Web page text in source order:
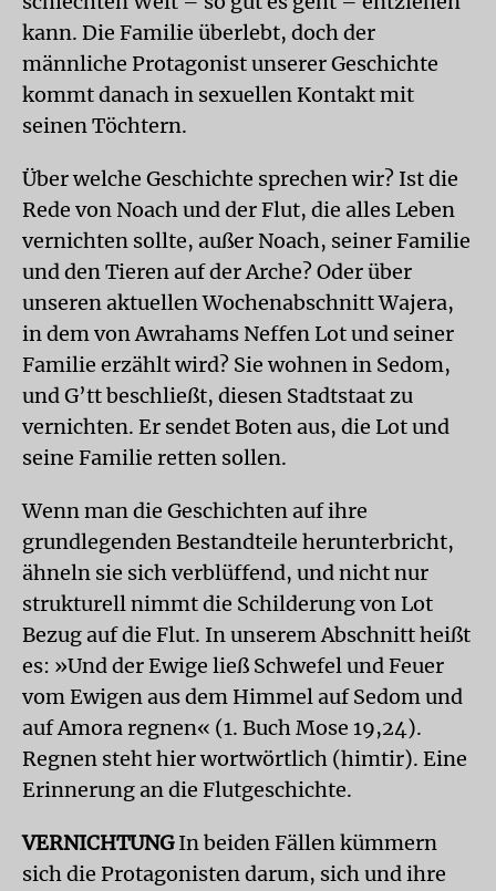
kann. Die Familie überlebt, doch der
männliche Protagonist unserer Geschichte
kommt danach in sexuellen Kontakt mit
seinen Töchtern.
Über welche Geschichte sprechen wir? Ist die
Rede von Noach und der Flut, die alles Leben
vernichten sollte, außer Noach, seiner Familie
und den Tieren auf der Arche? Oder über
unseren aktuellen Wochenabschnitt Wajera,
in dem von Awrahams Neffen Lot und seiner
Familie erzählt wird? Sie wohnen in Sedom,
und G’tt beschließt, diesen Stadtstaat zu
vernichten. Er sendet Boten aus, die Lot und
seine Familie retten sollen.
Wenn man die Geschichten auf ihre
grundlegenden Bestandteile herunterbricht,
ähneln sie sich verblüffend, und nicht nur
strukturell nimmt die Schilderung von Lot
Bezug auf die Flut. In unserem Abschnitt heißt
es: »Und der Ewige ließ Schwefel und Feuer
vom Ewigen aus dem Himmel auf Sedom und
auf Amora regnen« (1. Buch Mose 19,24).
Regnen steht hier wortwörtlich (himtir). Eine
Erinnerung an die Flutgeschichte.
VERNICHTUNGIn beiden Fällen kümmern
sich die Protagonisten darum, sich und ihre